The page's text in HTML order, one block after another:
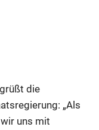
die
„Als
uns mit